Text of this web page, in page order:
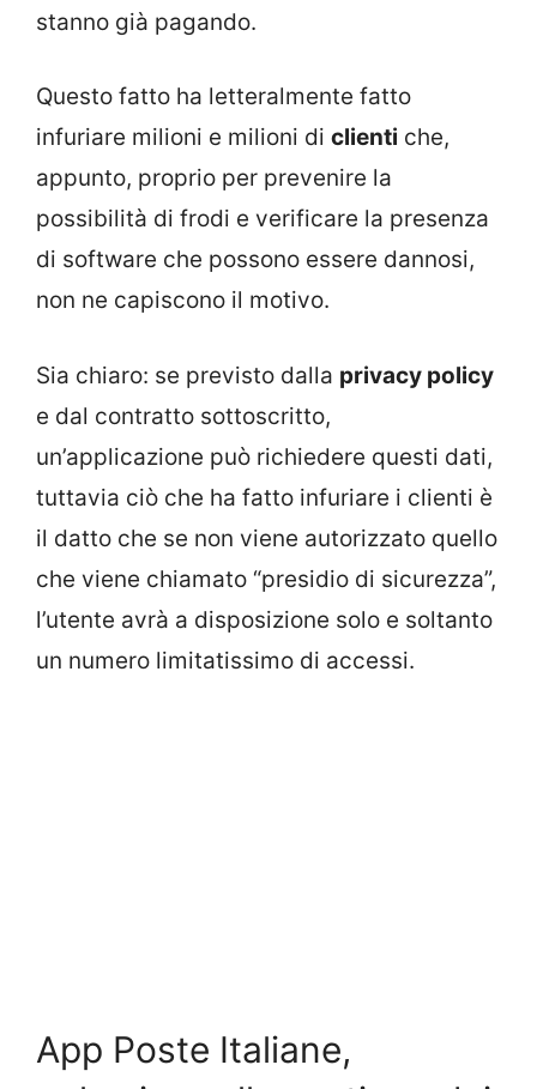
stanno già pagando.
Questo fatto ha letteralmente fatto
infuriare milioni e milioni di clienti che,
appunto, proprio per prevenire la
possibilità di frodi e verificare la presenza
di software che possono essere dannosi,
non ne capiscono il motivo.
Sia chiaro: se previsto dalla privacy policy
e dal contratto sottoscritto,
un’applicazione può richiedere questi dati,
tuttavia ciò che ha fatto infuriare i clienti è
il datto che se non viene autorizzato quello
che viene chiamato “presidio di sicurezza”,
l’utente avrà a disposizione solo e soltanto
un numero limitatissimo di accessi.
App Poste Italiane,